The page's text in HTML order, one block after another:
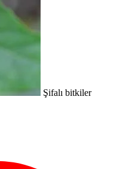
Şifalı bitkiler